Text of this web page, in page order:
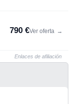
790 €Ver oferta →
Enlaces de afiliación